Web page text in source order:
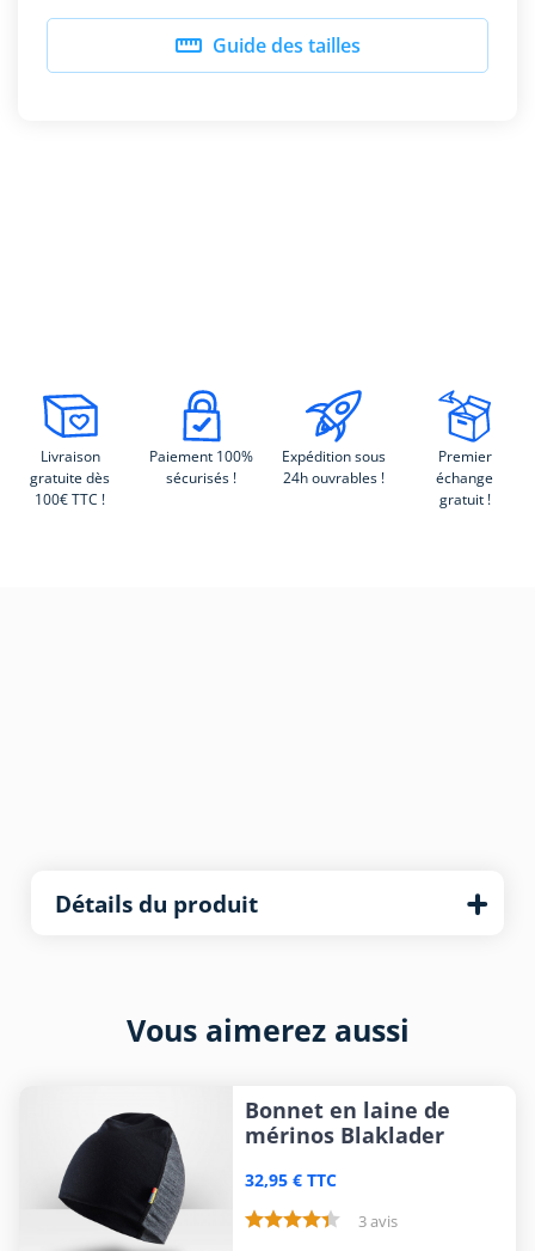
 Guide des tailles
Livraison
gratuite dès
100€ TTC !
Paiement 100%
sécurisés !
Expédition sous
24h ouvrables !
Premier
échange
gratuit !
Détails du produit
Vous aimerez aussi
Bonnet en laine de
mérinos Blaklader
32,95 € TTC
3 avis